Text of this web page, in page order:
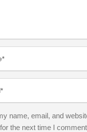
name, email, and
the next time I